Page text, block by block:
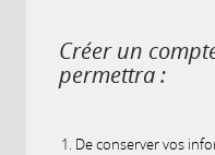
Créer un
permettra :
De conserver vos